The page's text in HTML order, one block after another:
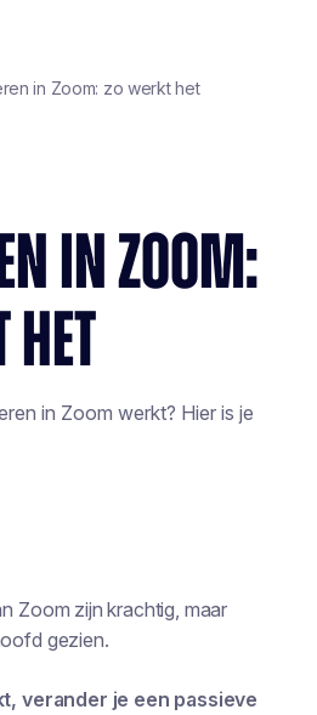
in Zoom: zo werkt het
IN ZOOM:
HET
in Zoom werkt? Hier is je
Zoom zijn krachtig, maar
gezien.
verander je een passieve